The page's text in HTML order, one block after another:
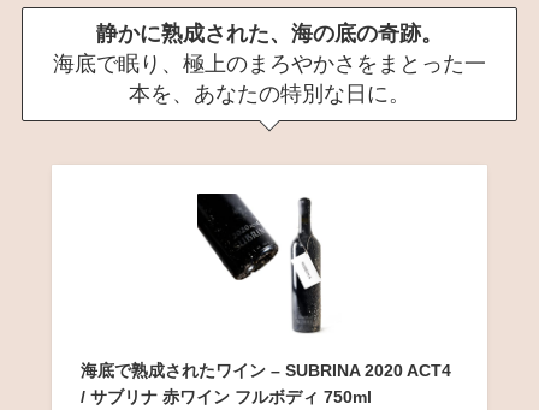
静かに熟成された、海の底の奇跡。
海底で眠り、極上のまろやかさをまとった一
本を、あなたの特別な日に。
海底で熟成されたワイン – SUBRINA 2020 ACT4
/ サブリナ 赤ワイン フルボディ 750ml